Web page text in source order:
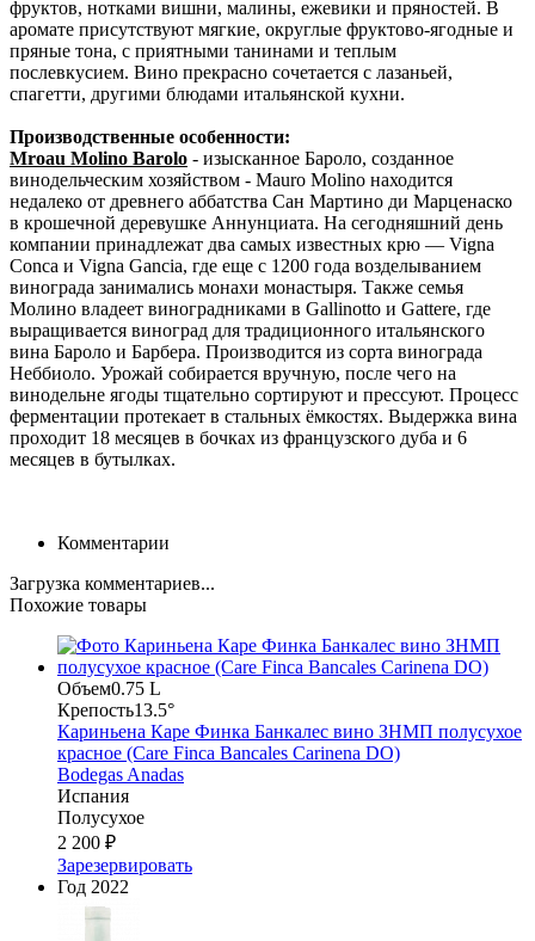
фруктов, нотками вишни, малины, ежевики и пряностей. В
аромате присутствуют мягкие, округлые фруктово-ягодные и
пряные тона, с приятными танинами и теплым
послевкусием. Вино прекрасно сочетается с лазаньей,
спагетти, другими блюдами итальянской кухни.
Производственные особенности:
Mroau Molino Barolo - изысканное Бароло, созданное
винодельческим хозяйством - Mauro Molino находится
недалеко от древнего аббатства Сан Мартино ди Марценаско
в крошечной деревушке Аннунциата. На сегодняшний день
компании принадлежат два самых известных крю — Vigna
Conca и Vigna Gancia, где еще с 1200 года возделыванием
винограда занимались монахи монастыря. Также семья
Молино владеет виноградниками в Gallinotto и Gattere, где
выращивается виноград для традиционного итальянского
вина Бароло и Барбера. Производится из сорта винограда
Неббиоло. Урожай собирается вручную, после чего на
винодельне ягоды тщательно сортируют и прессуют. Процесс
ферментации протекает в стальных ёмкостях. Выдержка вина
проходит 18 месяцев в бочках из французского дуба и 6
месяцев в бутылках.
Комментарии
Загрузка комментариев...
Похожие товары
Объем0.75 L
Крепость13.5°
Кариньена Каре Финка Банкалес вино ЗНМП полусухое
красное (Care Finca Bancales Carinena DO)
Bodegas Anadas
Испания
Полусухое
2 200 ₽
Зарезервировать
Год 2022